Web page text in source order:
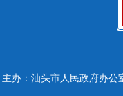
主办：汕头市人民政府办公